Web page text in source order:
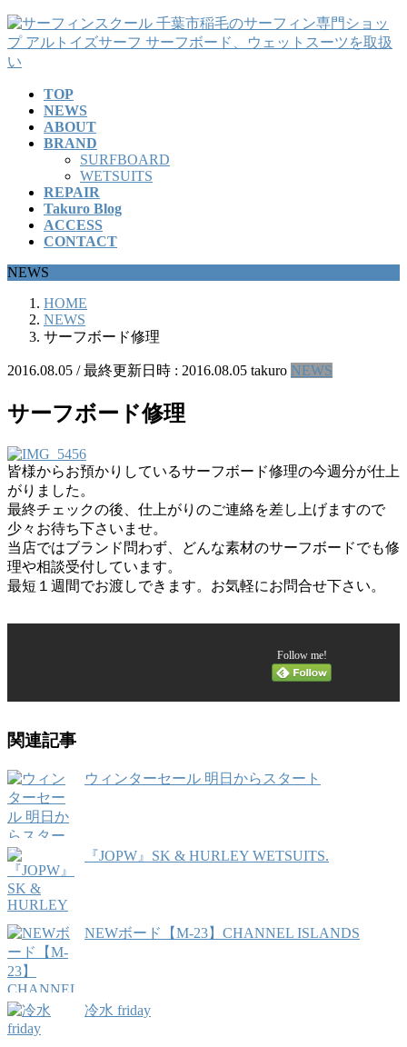
コ
ン
テ
ナ
ビ
ゲ
TOP
NEWS
ABOUT
BRAND
SURFBOARD
WETSUITS
REPAIR
Takuro Blog
ACCESS
CONTACT
NEWS
HOME
NEWS
サーフボード修理
2016.08.05 / 最終更新日時 : 2016.08.05 takuro NEWS
サーフボード修理
皆様からお預かりしているサーフボード修理の今週分が仕上
がりました。
最終チェックの後、仕上がりのご連絡を差し上げますので
少々お待ち下さいませ。
当店ではブランド問わず、どんな素材のサーフボードでも修
理や相談受付しています。
最短１週間でお渡しできます。お気軽にお問合せ下さい。
Follow me!
関連記事
ウィンターセール 明日からスタート
『JOPW』SK & HURLEY WETSUITS.
NEWボード【M-23】CHANNEL ISLANDS
冷水 friday